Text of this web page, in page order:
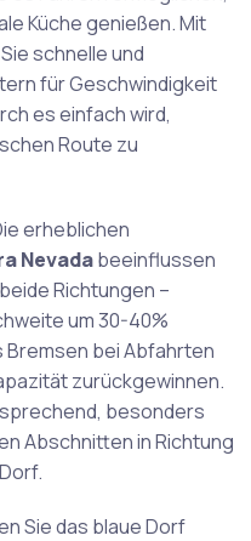
Küche genießen. Mit
schnelle und
für Geschwindigkeit
es einfach wird,
Route zu
erheblichen
Nevadabeeinflussen
Richtungen –
um 30-40%
bei Abfahrten
zurückgewinnen.
besonders
Abschnitten in Richtung
Sie das blaue Dorf